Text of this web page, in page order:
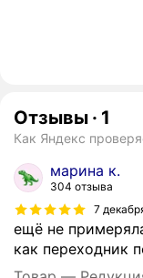
Отзывы · 1
Как Яндекс
марина к.
304 отзыва
7
ещё не
как переходник